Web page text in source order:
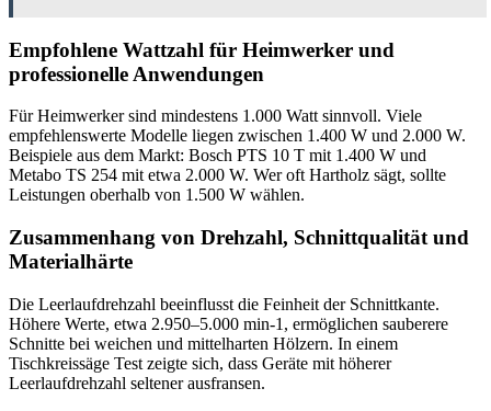
Empfohlene Wattzahl für Heimwerker und
professionelle Anwendungen
Für Heimwerker sind mindestens 1.000 Watt sinnvoll. Viele
empfehlenswerte Modelle liegen zwischen 1.400 W und 2.000 W.
Beispiele aus dem Markt: Bosch PTS 10 T mit 1.400 W und
Metabo TS 254 mit etwa 2.000 W. Wer oft Hartholz sägt, sollte
Leistungen oberhalb von 1.500 W wählen.
Zusammenhang von Drehzahl, Schnittqualität und
Materialhärte
Die Leerlaufdrehzahl beeinflusst die Feinheit der Schnittkante.
Höhere Werte, etwa 2.950–5.000 min-1, ermöglichen sauberere
Schnitte bei weichen und mittelharten Hölzern. In einem
Tischkreissäge Test zeigte sich, dass Geräte mit höherer
Leerlaufdrehzahl seltener ausfransen.